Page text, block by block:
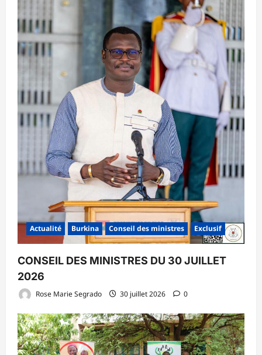
Actualité Burkina Conseil des ministres Exclusif
CONSEIL DES MINISTRES DU 30 JUILLET
2026
Rose Marie Segrado 30 juillet 2026 0